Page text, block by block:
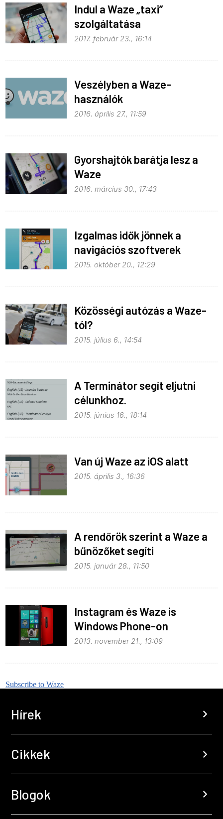
Indul a Waze „taxi”
szolgáltatása
2017. február 23., 16:14
Veszélyben a Waze-
használók
2016. április 27., 11:59
Gyorshajtók barátja lesz a
Waze
2016. március 30., 17:43
Izgalmas idők jönnek a
navigációs szoftverek
területén
2015. október 20., 12:29
Közösségi autózás a Waze-
tól?
2015. július 6., 14:54
A Terminátor segít eljutni
célunkhoz.
2015. június 16., 18:14
Van új Waze az iOS alatt
2015. április 3., 16:36
A rendőrök szerint a Waze a
bűnözőket segíti
2015. január 28., 11:50
Instagram és Waze is
Windows Phone-on
2013. november 21., 13:09
Subscribe to Waze
Hírek chevron_right
Cikkek chevron_right
Blogok chevron_right